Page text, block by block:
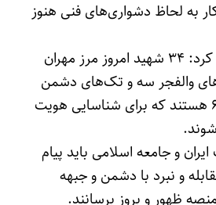
به لحاظ دشواری‌های فنی هنوز
سردار باقرزاده بیان کرد: ۳۴ شهید امروز مرز مهران
والفجر سه و تک‌های دشمن
در سال‌های ۶۶ و ۶۷ هستند که برای شناسایی هویت
و جامعه اسلامی باید پیام
و نبرد با دشمن و جبهه
ظهور و بروز برسانند.